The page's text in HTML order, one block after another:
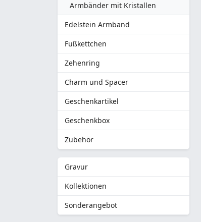
Armbänder mit Kristallen
Edelstein Armband
Fußkettchen
Zehenring
Charm und Spacer
Geschenkartikel
Geschenkbox
Zubehör
Gravur
Kollektionen
Sonderangebot